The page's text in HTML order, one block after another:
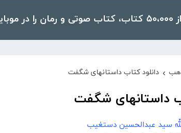
› دانلود کتاب داستانهاى شگفت
سید عبدالحسین دستغیب